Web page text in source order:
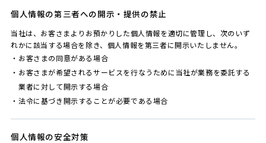
個人情報の第三者への開示・提供の禁止
当社は、お客さまよりお預かりした個人情報を適切に管理し、次のいず
れかに該当する場合を除き、個人情報を第三者に開示いたしません。
お客さまの同意がある場合
お客さまが希望されるサービスを行なうために当社が業務を委託する
業者に対して開示する場合
法令に基づき開示することが必要である場合
個人情報の安全対策